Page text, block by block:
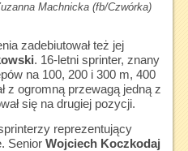
Machnicka (fb/Czwórka)
zadebiutował też jej
. 16-letni sprinter, znany
na 100, 200 i 300 m, 400
z ogromną przewagą jedną z
się na drugiej pozycji.
reprezentujący
Senior Wojciech Koczkodaj